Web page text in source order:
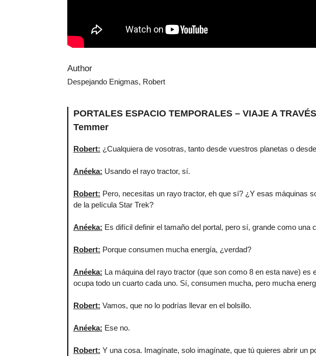
Author
Despejando Enigmas, Robert
PORTALES ESPACIO TEMPORALES – VIAJE A
Temmer
Robert: ¿Cualquiera de vosotras, tanto desde vuestros planetas o
Anéeka: Usando el rayo tractor, sí.
Robert: Pero, necesitas un rayo tractor, eh que sí? ¿Y esas máquinas
de la película Star Trek?
Anéeka: Es difícil definir el tamaño del portal, pero sí, grande como una
Robert: Porque consumen mucha energía, ¿verdad?
Anéeka: La máquina del rayo tractor (que son como 8 en esta nave)
ocupa todo un cuarto cada uno. Sí, consumen mucha, pero mucha
Robert: Vamos, que no lo podrías llevar en el bolsillo.
Anéeka: Ese no.
Robert: Y una cosa. Imagínate, solo imagínate, que tú quieres abrir un